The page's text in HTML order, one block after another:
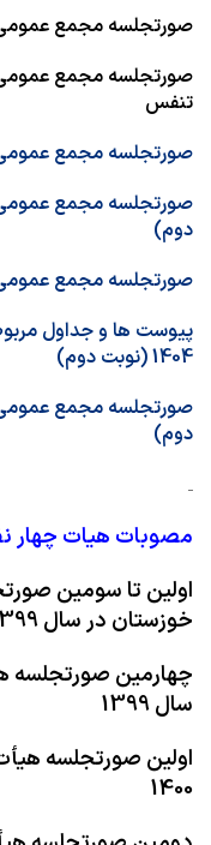
صورتجلسه مجمع عمومی عادی
تنفس
صورتجلسه مجمع عمومی عادی
دوم)
صورتجلسه مجمع عمومی عادی
پیوست ها و جداول
1404 (نوبت دوم)
دوم)
مصوبات هیات چهار
اولین تا سومین
خوزستان در سال 1399
چهارمین صورتجلسه
سال 1399
اولین صورتجلسه
1400